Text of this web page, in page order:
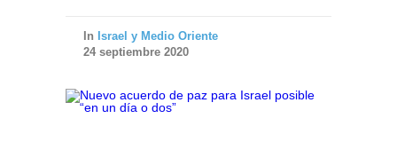
In Israel y Medio Oriente
24 septiembre 2020